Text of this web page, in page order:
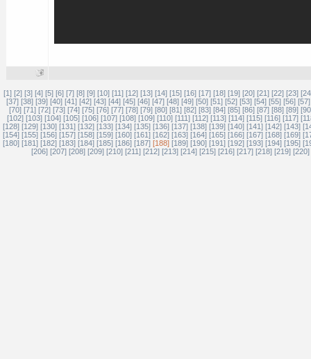
[1] [2] [3] [4] [5] [6] [7] [8] [9] [10] [11] [12] [13] [14] [15] [16] [17] [18] [19] [20] [21] [22] [23]
[37] [38] [39] [40] [41] [42] [43] [44] [45] [46] [47] [48] [49] [50] [51] [52] [53] [54] [55] [56] [57]
[70] [71] [72] [73] [74] [75] [76] [77] [78] [79] [80] [81] [82] [83] [84] [85] [86] [87] [88] [89]
[102] [103] [104] [105] [106] [107] [108] [109] [110] [111] [112] [113] [114] [115] [116] [117]
[128] [129] [130] [131] [132] [133] [134] [135] [136] [137] [138] [139] [140] [141] [142] [143]
[154] [155] [156] [157] [158] [159] [160] [161] [162] [163] [164] [165] [166] [167] [168] [169]
[180] [181] [182] [183] [184] [185] [186] [187] [188] [189] [190] [191] [192] [193] [194] [195]
[206] [207] [208] [209] [210] [211] [212] [213] [214] [215] [216] [217] [218] [219] [220]